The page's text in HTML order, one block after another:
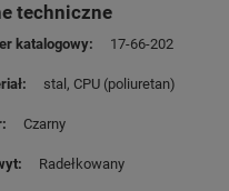
techniczne
katalogowy 17-66-202
stal CPU (poliuretan)
Czarny
Radełkowany